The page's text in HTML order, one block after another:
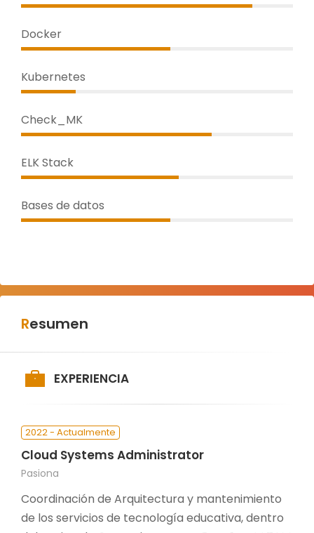
Docker
Kubernetes
Check_MK
ELK Stack
Bases de datos
Resumen
EXPERIENCIA
2022 - Actualmente
Cloud Systems Administrator
Pasiona
Coordinación de Arquitectura y mantenimiento
de los servicios de tecnología educativa, dentro